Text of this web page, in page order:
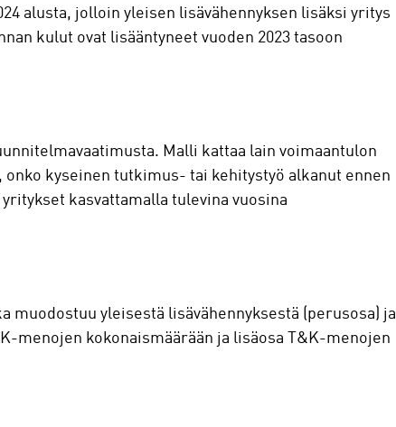
alusta, jolloin yleisen lisävähennyksen lisäksi yritys
kulut ovat lisääntyneet vuoden 2023 tasoon
Malli kattaa lain voimaantulon
kyseinen tutkimus- tai kehitystyö alkanut ennen
kasvattamalla tulevina vuosina
muodostuu yleisestä lisävähennyksestä (perusosa) ja
menojen kokonaismäärään ja lisäosa T&K-menojen